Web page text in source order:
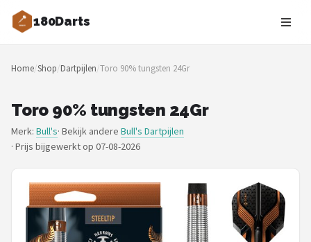
180Darts
Zoeken
NAVIGATIE
Merken
Blog
Dartspelers
Toernooien
Home/Shop/Dartpijlen/Toro 90% tungsten 24Gr
Toro 90% tungsten 24Gr
Merk: Bull's· Bekijk andere Bull's Dartpijlen
· Prijs bijgewerkt op 07-08-2026